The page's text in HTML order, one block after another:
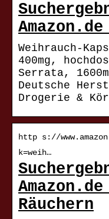
Weihrauch-
400mg,
Serrata,
Deutsche
Drogerie &
http s://
k=weih…
Räuchern